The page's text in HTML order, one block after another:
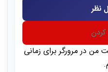
نظر
من در مرورگر برای زمانی